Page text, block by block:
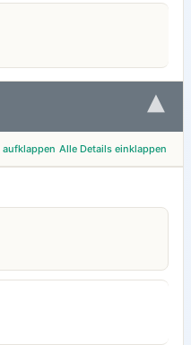
▾
aufklappen Alle Details einklappen